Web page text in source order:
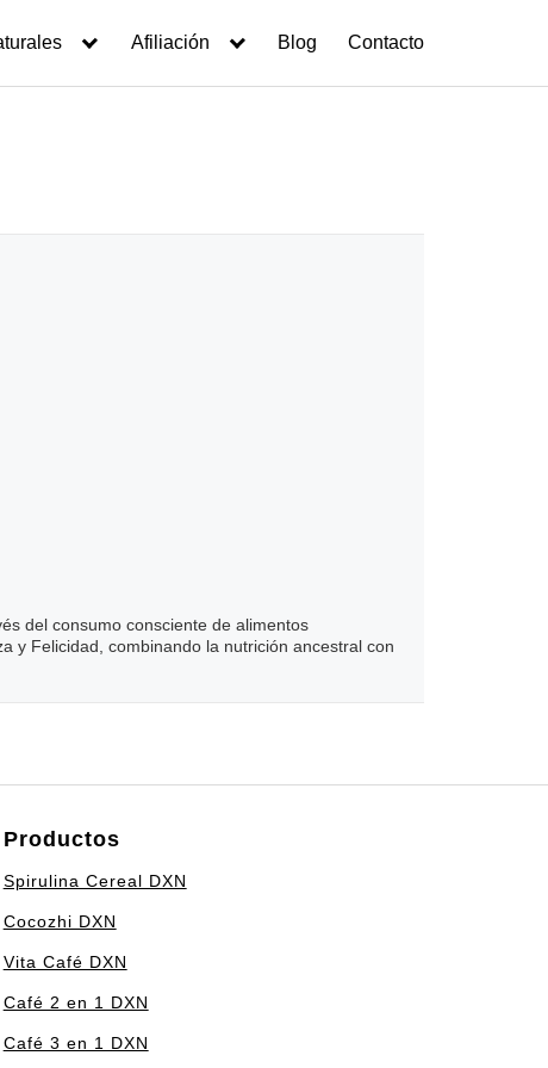
Afiliación Blog Contacto
del consumo consciente de alimentos
y Felicidad, combinando la nutrición ancestral con
Productos
Spirulina Cereal DXN
Cocozhi DXN
Vita Café DXN
Café 2 en 1 DXN
Café 3 en 1 DXN